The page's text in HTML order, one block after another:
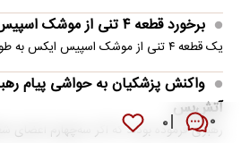
۰ ۰
برخورد قطعه ۴ تنی از موشک اسپیس ایکس به ماه
یک قطعه ۴ تنی از موشک اسپیس ایکس به طور غیر عمد به ماه برخورد کرد.
واکنش پزشکیان به حواشی پیام رهبر
آتش‌بس
رهبری فرموده بودند که اگر سه‌چهارم اعضای